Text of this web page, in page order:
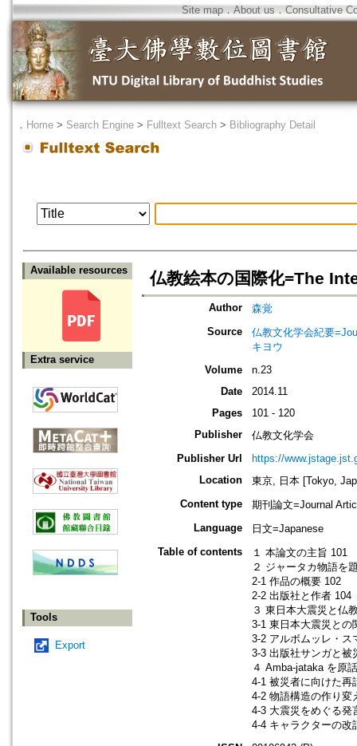
Site map．About us ． Consultative
． Home > Search Engine > Fulltext Search > Bibliography Detail
Available resources
Extra service
Tools
Export
仏教絵本の国際化=The
Author
森覚
Source
仏教文化学会紀要
キヨウ
Volume
n.23
Date
2014.11
Pages
101 - 120
Publisher
仏教文化学会
Publisher Url
https://
Location
東京, 日本 [Tokyo,
Content type
期刊論文=Journal
Language
日文=Japanese
Table of contents
１ 本論文の主旨 101
２ ジャータカ物語を
2-1 作品の概要 102
2-2 出版社と作者 104
３ 東日本大震災と仏
3-1 東日本大震災との
3-2 アルボムッレ・ス
3-3 出版社サンガと被
４ Amba-jataka を原
4-1 被災者に向けた再
4-2 物語構造の作り変
4-3 大震災をめぐる発
4-4 キャラクターの改